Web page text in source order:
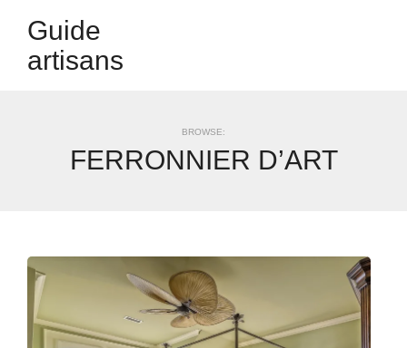
Guide
artisans
BROWSE:
FERRONNIER D’ART